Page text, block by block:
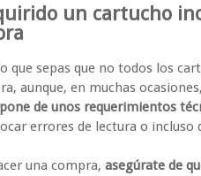
un cartucho
que sepas que no todos los
aunque, en muchas
de unos requerimientos
errores de lectura o incluso
una compra, asegúrate de